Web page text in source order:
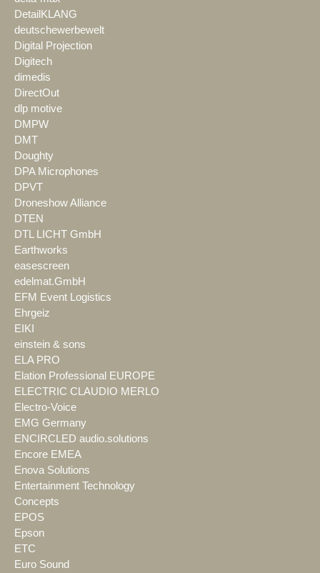
DetailKLANG
deutschewerbewelt
Digital Projection
Digitech
dimedis
DirectOut
dlp motive
DMPW
DMT
Doughty
DPA Microphones
DPVT
Droneshow Alliance
DTEN
DTL LICHT GmbH
Earthworks
easescreen
edelmat.GmbH
EFM Event Logistics
Ehrgeiz
EIKI
einstein & sons
ELA PRO
Elation Professional EUROPE
ELECTRIC CLAUDIO MERLO
Electro-Voice
EMG Germany
ENCIRCLED audio.solutions
Encore EMEA
Enova Solutions
Entertainment Technology
Concepts
EPOS
Epson
ETC
Euro Sound